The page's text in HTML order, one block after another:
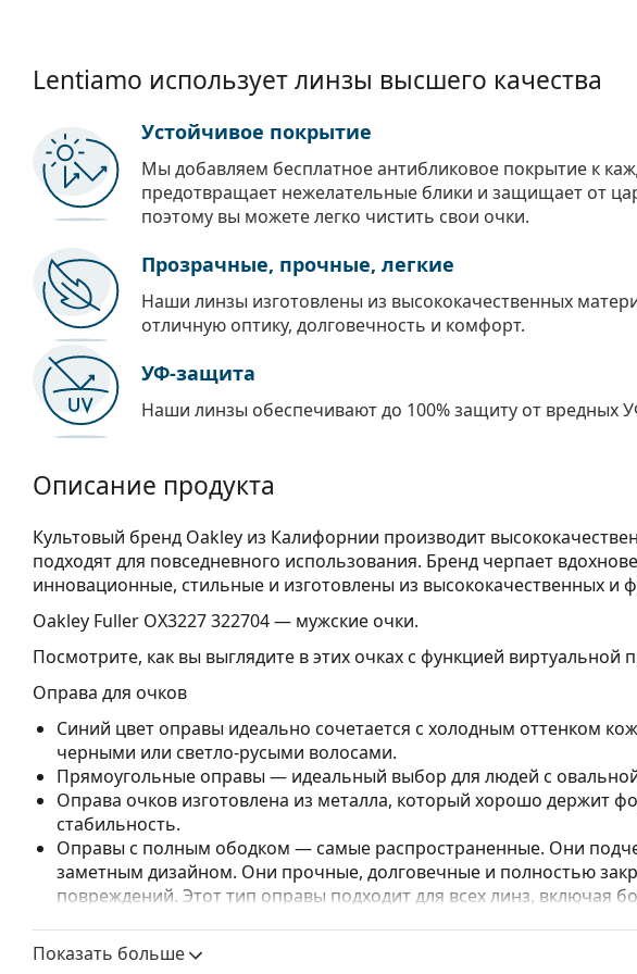
Lentiamo использует линзы высшего качества
Устойчивое покрытие
Мы добавляем бесплатное антибликовое покрытие к
предотвращает нежелательные блики и защищает от
поэтому вы можете легко чистить свои очки.
Прозрачные, прочные, легкие
Наши линзы изготовлены из высококачественных
отличную оптику, долговечность и комфорт.
УФ-защита
Наши линзы обеспечивают до 100% защиту от вредных
Описание продукта
Культовый бренд Oakley из Калифорнии производит
подходят для повседневного использования. Бренд черпает
инновационные, стильные и изготовлены из высококачественных и
Oakley Fuller OX3227 322704— мужские очки.
Посмотрите, как вы выглядите в этих очках с функцией виртуальной
Оправа для очков
Синий цвет оправы идеально сочетается с холодным оттенком
черными или светло-русыми волосами.
Прямоугольные оправы — идеальный выбор для людей с
Оправа очков изготовлена из металла, который хорошо держит
стабильность.
Оправы с полным ободком — самые распространенные. Они
заметным дизайном. Они прочные, долговечные и полностью
повреждений. Этот тип оправы подходит для всех линз, включая
Регулируемые носоупоры позволяют мягко изменять положение и
повышения комфорта. Регулировка носоупоров всегда должна
Показать больше